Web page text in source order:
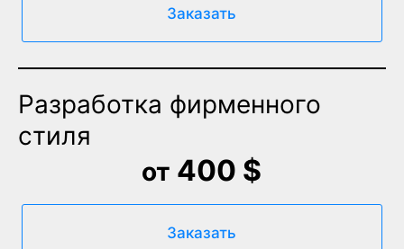
Заказать
Разработка фирменного
стиля
от 400 $
Заказать